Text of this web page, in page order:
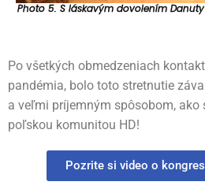
Photo 5. S láskavým dovolením Danuty
Po všetkých obmedzeniach
pandémia, bolo toto stretnutie
a veľmi príjemným spôsobom,
poľskou komunitou HD!
Pozrite si video o